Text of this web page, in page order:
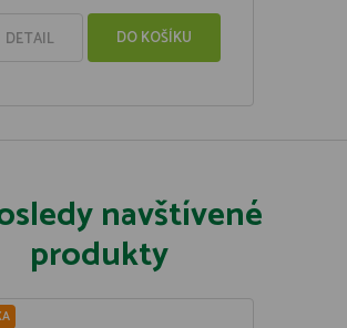
DETAIL DO KOŠÍKU
navštívené
produkty